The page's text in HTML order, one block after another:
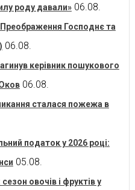
роду давали» 06.08.
Преображення Господнє та
06.08.
керівник пошукового
06.08.
сталася пожежа в
податок у 2026 році:
05.08.
овочів і фруктів у